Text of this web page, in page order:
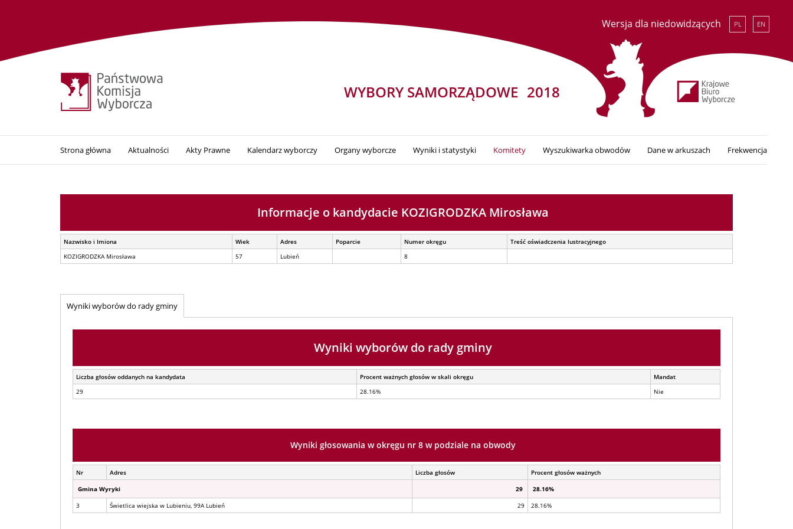
Wersja dla niedowidzących PL EN
WYBORY SAMORZĄDOWE 2018
Strona główna Aktualności Akty Prawne Kalendarz wyborczy Organy wyborcze Wyniki i statystyki Komitety Wyszukiwarka obwodów Dane w arkuszach Frekwencja
Informacje o kandydacie KOZIGRODZKA Mirosława
Nazwisko i Imiona Wiek Adres Poparcie Numer okręgu
Treść oświadczenia lustracyjnego
KOZIGRODZKA Mirosława
57 Lubień 8
Wyniki wyborów do rady gminy
Wyniki wyborów do rady gminy
Liczba głosów oddanych na kandydata Procent ważnych głosów w skali okręgu
Mandat
29
28.16% Nie
Wyniki głosowania w okręgu nr 8 w podziale na obwody
Nr Adres Liczba głosów
Procent głosów ważnych
Gmina Wyryki
29
28.16%
3
Świetlica wiejska w Lubieniu, 99A Lubień 29 28.16%